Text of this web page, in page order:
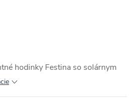
hodinky Festina so solárnym